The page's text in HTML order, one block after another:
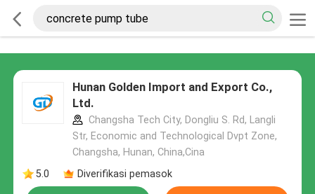
Hunan Golden Import and Export Co.,
Ltd.
Changsha Tech City, Dongliu S. Rd, Langli
Str, Economic and Technological Dvpt Zone,
Changsha, Hunan, China,Cina
5.0
Diverifikasi pemasok